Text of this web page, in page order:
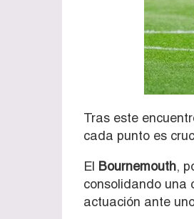
Tras este
cada punto es
El Bournemouth,
consolidando una
actuación ante